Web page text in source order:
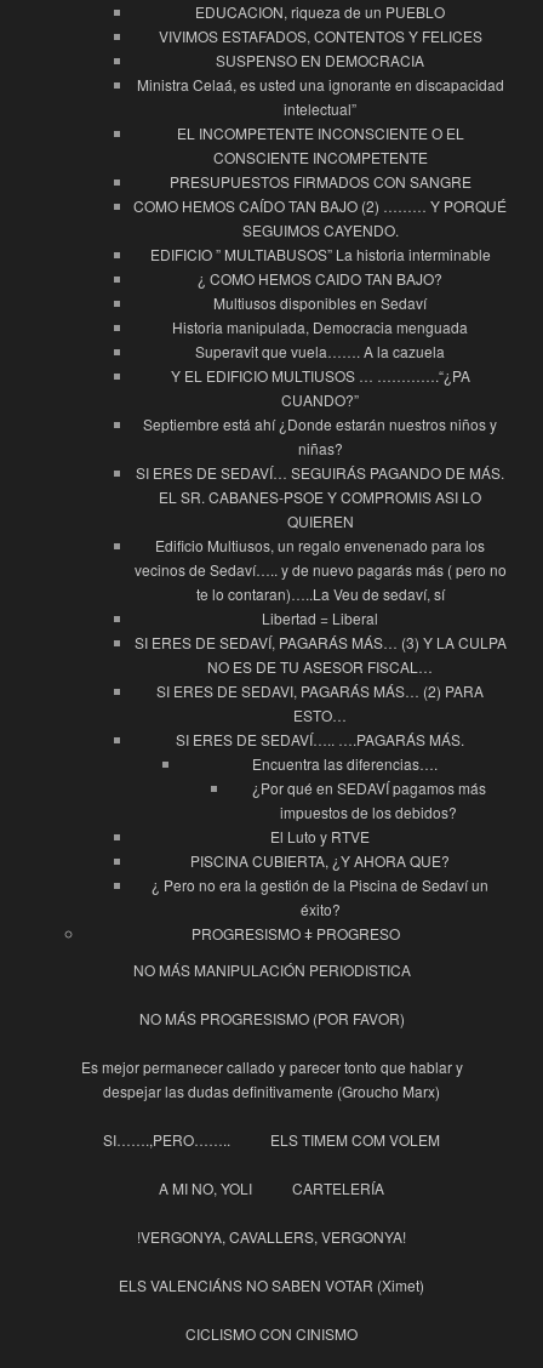
EDUCACION, riqueza de un PUEBLO
VIVIMOS ESTAFADOS, CONTENTOS Y FELICES
SUSPENSO EN DEMOCRACIA
Ministra Celaá, es usted una ignorante en discapacidad
intelectual”
EL INCOMPETENTE INCONSCIENTE O EL
CONSCIENTE INCOMPETENTE
PRESUPUESTOS FIRMADOS CON SANGRE
COMO HEMOS CAÍDO TAN BAJO (2) ……… Y PORQUÉ
SEGUIMOS CAYENDO.
EDIFICIO ” MULTIABUSOS” La historia interminable
¿ COMO HEMOS CAIDO TAN BAJO?
Multiusos disponibles en Sedaví
Historia manipulada, Democracia menguada
Superavit que vuela……. A la cazuela
Y EL EDIFICIO MULTIUSOS … ………….“¿PA
CUANDO?”
Septiembre está ahí ¿Donde estarán nuestros niños y
niñas?
SI ERES DE SEDAVÍ… SEGUIRÁS PAGANDO DE MÁS.
EL SR. CABANES-PSOE Y COMPROMIS ASI LO
QUIEREN
Edificio Multiusos, un regalo envenenado para los
vecinos de Sedaví….. y de nuevo pagarás más ( pero no
te lo contaran)…..La Veu de sedaví, sí
Libertad = Liberal
SI ERES DE SEDAVÍ, PAGARÁS MÁS… (3) Y LA CULPA
NO ES DE TU ASESOR FISCAL…
SI ERES DE SEDAVI, PAGARÁS MÁS… (2) PARA
ESTO…
SI ERES DE SEDAVÍ….. ….PAGARÁS MÁS.
Encuentra las diferencias….
¿Por qué en SEDAVÍ pagamos más
impuestos de los debidos?
El Luto y RTVE
PISCINA CUBIERTA, ¿Y AHORA QUE?
¿ Pero no era la gestión de la Piscina de Sedaví un
éxito?
PROGRESISMO ǂ PROGRESO
NO MÁS MANIPULACIÓN PERIODISTICA
NO MÁS PROGRESISMO (POR FAVOR)
Es mejor permanecer callado y parecer tonto que hablar y
despejar las dudas definitivamente (Groucho Marx)
SI…….,PERO…….. ELS TIMEM COM VOLEM
A MI NO, YOLI CARTELERÍA
!VERGONYA, CAVALLERS, VERGONYA!
ELS VALENCIÁNS NO SABEN VOTAR (Ximet)
CICLISMO CON CINISMO